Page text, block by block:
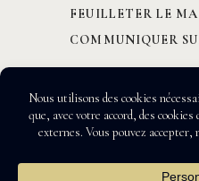
FEUILLETER LE
COMMUNIQUER
All Rights Reserved ©